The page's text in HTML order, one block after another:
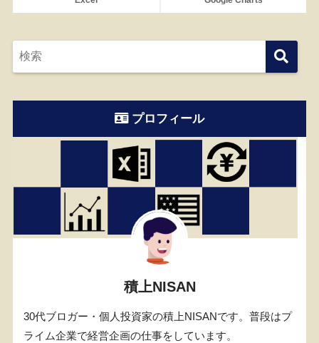
プロフィール
積上NISAN
30代ブロガー・個人投資家の積上NISANです。普段はプ
ライム企業で経営企画の仕事をしています。